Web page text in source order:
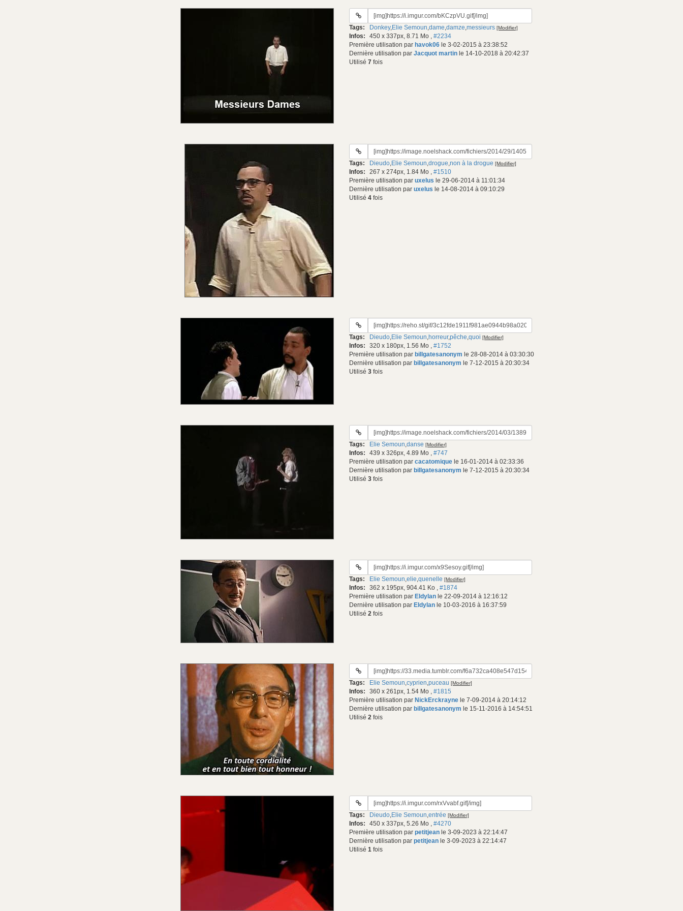
URL
gif:
Tags: Donkey,Elie Semoun,dame,damze,messieurs [Modifier]
Infos: 450 x 337px, 8.71 Mo , #2234
Première utilisation par havok06 le 3-02-2015 à 23:38:52
Dernière utilisation par Jacquot martin le 14-10-2018 à 20:42:37
Utilisé 7 fois
URL
gif:
Tags: Dieudo,Elie Semoun,drogue,non à la drogue [Modifier]
Infos: 267 x 274px, 1.84 Mo , #1510
Première utilisation par uxelus le 29-06-2014 à 11:01:34
Dernière utilisation par uxelus le 14-08-2014 à 09:10:29
Utilisé 4 fois
URL
gif:
Tags: Dieudo,Elie Semoun,horreur,pêche,quoi [Modifier]
Infos: 320 x 180px, 1.56 Mo , #1752
Première utilisation par billgatesanonym le 28-08-2014 à 03:30:30
Dernière utilisation par billgatesanonym le 7-12-2015 à 20:30:34
Utilisé 3 fois
URL
gif:
Tags: Elie Semoun,danse [Modifier]
Infos: 439 x 326px, 4.89 Mo , #747
Première utilisation par cacatomique le 16-01-2014 à 02:33:36
Dernière utilisation par billgatesanonym le 7-12-2015 à 20:30:34
Utilisé 3 fois
URL
gif:
Tags: Elie Semoun,elie,quenelle [Modifier]
Infos: 362 x 195px, 904.41 Ko , #1874
Première utilisation par Eldylan le 22-09-2014 à 12:16:12
Dernière utilisation par Eldylan le 10-03-2016 à 16:37:59
Utilisé 2 fois
URL
gif:
Tags: Elie Semoun,cyprien,puceau [Modifier]
Infos: 360 x 261px, 1.54 Mo , #1815
Première utilisation par NickErckrayne le 7-09-2014 à 20:14:12
Dernière utilisation par billgatesanonym le 15-11-2016 à 14:54:51
Utilisé 2 fois
URL
gif:
Tags: Dieudo,Elie Semoun,entrée [Modifier]
Infos: 450 x 337px, 5.26 Mo , #4270
Première utilisation par petitjean le 3-09-2023 à 22:14:47
Dernière utilisation par petitjean le 3-09-2023 à 22:14:47
Utilisé 1 fois